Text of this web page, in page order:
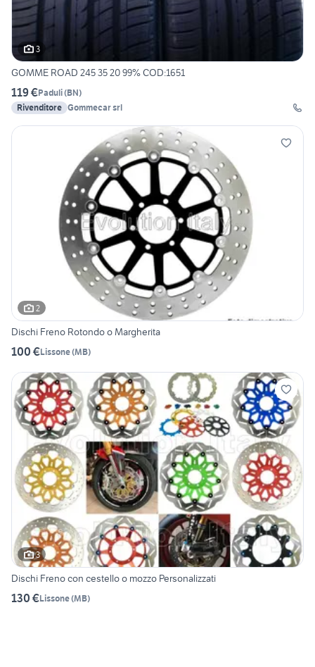
3
GOMME ROAD 245 35 20 99% COD:1651
119 €Paduli(BN)
Rivenditore Gommecar srl
2
Dischi Freno Rotondo o Margherita
100 €Lissone(MB)
3
Dischi Freno con cestello o mozzo Personalizzati
130 €Lissone(MB)